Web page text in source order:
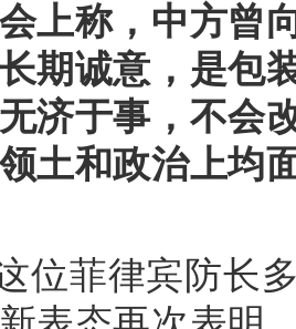
上称，中方曾
期诚意，是包
济于事，不会
土和政治上均
位菲律宾防长